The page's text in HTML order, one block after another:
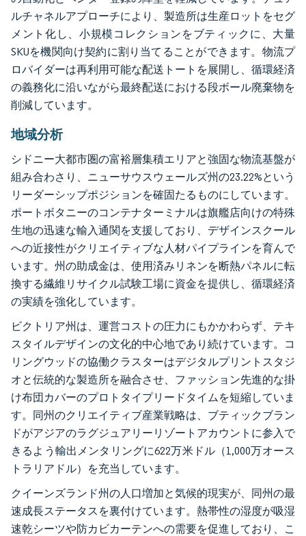
ルチャネルアプローチにより、製造所は生産ロットをセグ
メント化し、小規模コレクションをブティックに、大量
SKUを機関向け契約に割り当てることができます。物流プ
ロバイダーは再利用可能な配送トートを展開し、循環経済
の義務化に沿いながら最終配送における段ボール廃棄物を
削減しています。
地域分析
シドニー大都市圏の富裕層集積エリアと強固な物流基盤が
組み合わさり、ニューサウスウェールズ州の23.22%という
リーダーシップポジションを確固たるものにしています。
ポートボタニーのコンテナターミナルは旗艦店向けの特殊
生地の迅速な輸入通関を支援しており、デザインスクール
への近接性がクリエイティブな人材パイプラインを育んで
います。州の助成金は、使用済みリネンを断熱パネルに転
換する繊維リサイクル試験工場に資金を提供し、循環経済
の実績を強化しています。
ビクトリア州は、運営コストの圧力にもかかわらず、テキ
スタイルデザインの文化的中心地であり続けています。コ
リングウッドの協働クラスターはデジタルプリントスタジ
オと伝統的な製造所を融合させ、ファッション先進的な掛
け布団カバーのプロトタイプリードタイムを短縮していま
す。同州のクリエイティブ産業戦略は、ブティックブラン
ドがアジアのラグジュアリーリゾートアカウントに参入で
きるよう輸出メンタリングに622万米ドル（1,000万オース
トラリアドル）を充当しています。
クイーンズランド州の人口増加と気候的現実が、同州の最
速成長ステータスを裏付けています。熱帯性の湿度が吸湿
速乾シーツや防カビカーテンへの需要を促進しており、こ